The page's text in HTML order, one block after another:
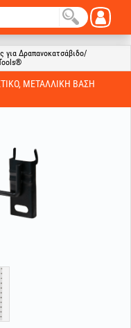
για Δραπανοκατσάβιδο/
ΜΕΤΑΛΛΙΚΉ ΒΆΣΗ